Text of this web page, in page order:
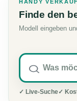
HANDY
Finde den
Modell eingeben
✓ Live-Suche✓